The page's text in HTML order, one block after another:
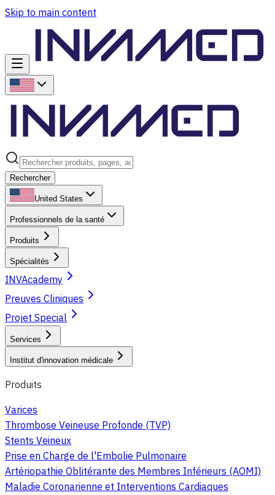
Skip to main content
Rechercher
United States
Professionnels de la santé
Produits
Spécialités
INVAcademy
Preuves Cliniques
Projet Special
Services
Institut d'innovation médicale
Produits
Varices
Thrombose Veineuse Profonde (TVP)
Stents Veineux
Prise en Charge de l'Embolie Pulmonaire
Artériopathie Oblitérante des Membres Inférieurs (AOMI)
Maladie Coronarienne et Interventions Cardiaques